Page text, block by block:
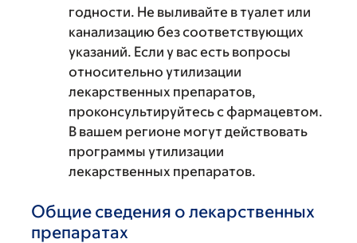
годности. Не выливайте в туалет или
канализацию без соответствующих
указаний. Если у вас есть вопросы
относительно утилизации
лекарственных препаратов,
проконсультируйтесь с фармацевтом.
В вашем регионе могут действовать
программы утилизации
лекарственных препаратов.
Общие сведения о лекарственных
препаратах